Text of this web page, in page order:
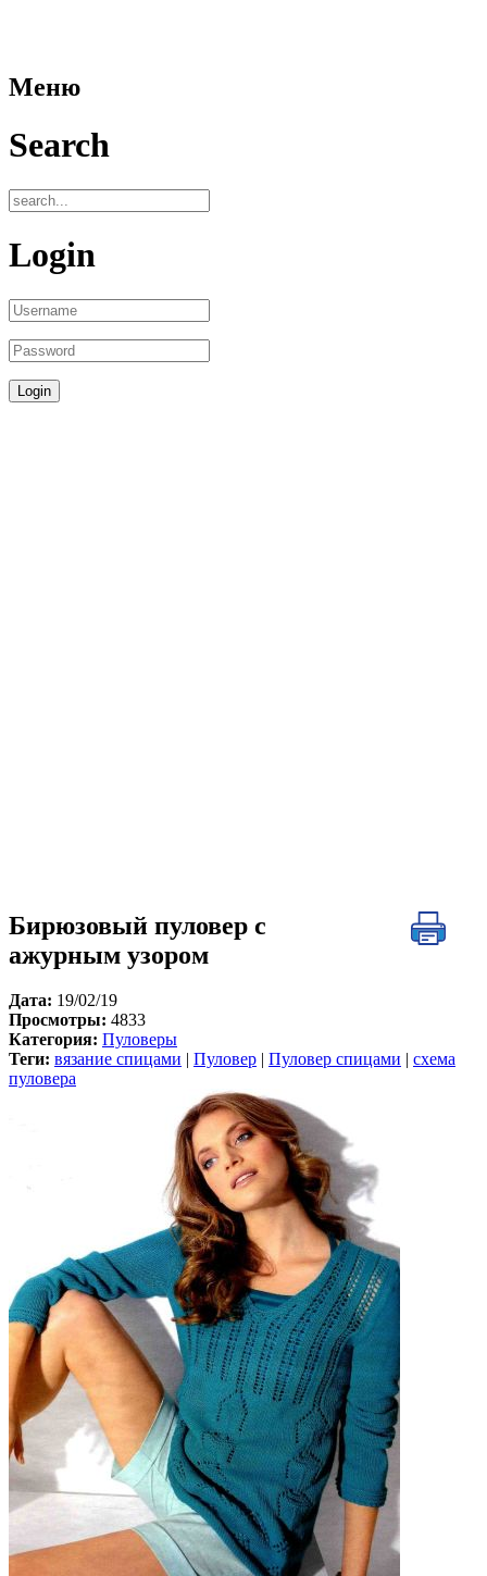
Меню
Search
Login
Бирюзовый пуловер с
ажурным узором
Дата: 19/02/19
Просмотры: 4833
Категория: Пуловеры
Теги: вязание спицами Пуловер Пуловер спицами
схема
пуловера